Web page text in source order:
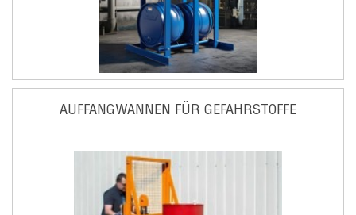
AUFFANGWANNEN FÜR GEFAHRSTOFFE